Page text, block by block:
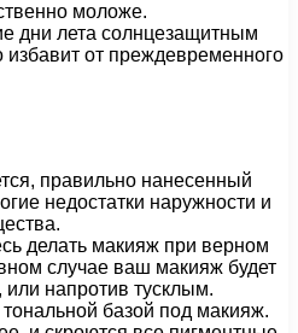
моложе.
дни лета солнцезащитным
избавит от преждевременного
правильно нанесенный
недостатки наружности и
делать макияж при верном
случае ваш макияж будет
напротив тусклым.
базой под макияж.